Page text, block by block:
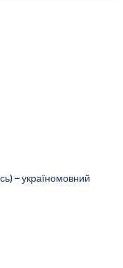
– україномовний